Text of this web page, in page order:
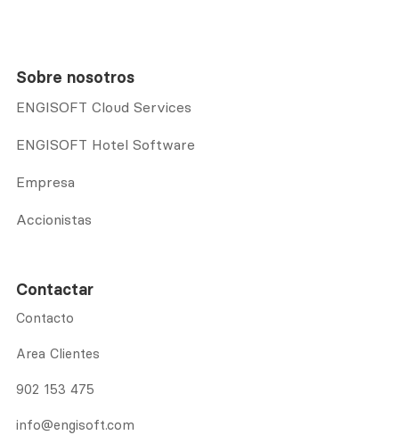
Sobre nosotros
ENGISOFT Cloud Services
ENGISOFT Hotel Software
Empresa
Accionistas
Contactar
Contacto
Area Clientes
902 153 475
info@engisoft.com